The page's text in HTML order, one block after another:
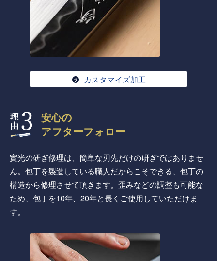
カスタマイズ加工
安心の
アフターフォロー
實光の研ぎ修理は、簡単な刃先だけの研ぎではありませ
ん。包丁を製造している職人だからこそできる、包丁の
構造から修理させて頂きます。歪みなどの調整も可能な
ため、包丁を10年、20年と長くご使用していただけま
す。